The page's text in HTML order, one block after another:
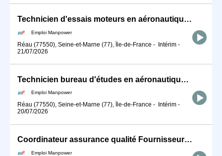
Technicien d'essais moteurs en aéronautique (H/F)
Emploi Manpower
Réau (77550), Seine-et-Marne (77), Île-de-France - Intérim -
21/07/2026
Technicien bureau d'études en aéronautique (H/F)
Emploi Manpower
Réau (77550), Seine-et-Marne (77), Île-de-France - Intérim -
20/07/2026
Coordinateur assurance qualité Fournisseurs (H/F)
Emploi Manpower